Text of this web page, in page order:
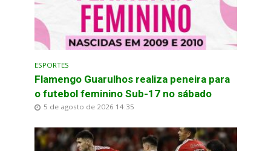
ESPORTES
Flamengo Guarulhos realiza peneira para
o futebol feminino Sub-17 no sábado
5 de agosto de 2026 14:35